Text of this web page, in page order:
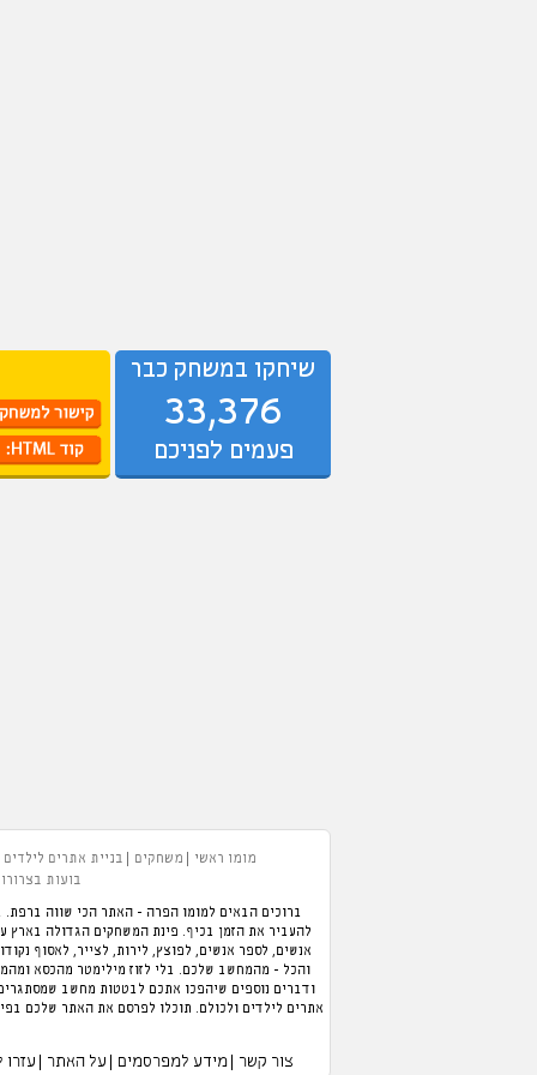
שיחקו במשחק כבר
33,376
פעמים לפניכם
מומו ראשי משחקים
בניית אתרים לילדים
בועות
ברוכים הבאים למומו הפרה - האתר הכי שווה
אנשים, לספר אנשים, לפוצץ, לירות, לצייר, לאסוף
והכל - מהמחשב שלכם. בלי לזוז מילימטר מהכסא
ודברים נוספים שיהפכו אתכם לבטטות מחשב
אתרים לילדים ולכולם. תוכלו לפרסם את האתר שלכם
צור קשר מידע למפרסמים על האתר